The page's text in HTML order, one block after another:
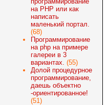
на PHP или как
написать
маленький портал.
(68)
Программирование
на php на примере
галереи в 3
вариантах. (55)
Долой процедурное
программирование,
даешь объектно
-ориентированное!
(51)